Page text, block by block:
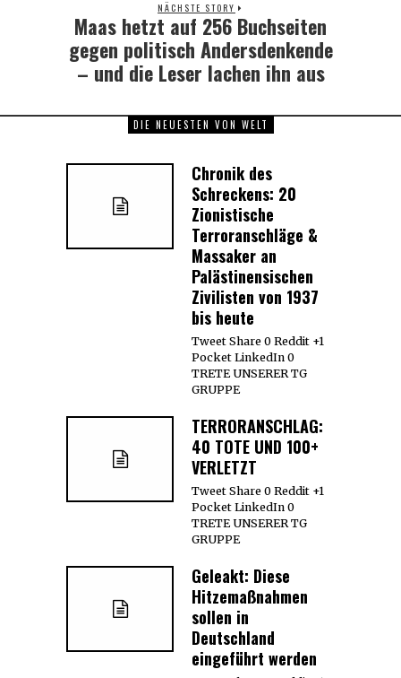
NÄCHSTE STORY
Next
post:
Maas hetzt auf 256 Buchseiten
gegen politisch Andersdenkende
– und die Leser lachen ihn aus
DIE NEUESTEN VON WELT
Chronik des
Schreckens: 20
Zionistische
Terroranschläge &
Massaker an
Palästinensischen
Zivilisten von 1937
bis heute
Tweet Share 0 Reddit +1
Pocket LinkedIn 0
TRETE UNSERER TG
GRUPPE
TERRORANSCHLAG:
40 TOTE UND 100+
VERLETZT
Tweet Share 0 Reddit +1
Pocket LinkedIn 0
TRETE UNSERER TG
GRUPPE
Geleakt: Diese
Hitzemaßnahmen
sollen in
Deutschland
eingeführt werden